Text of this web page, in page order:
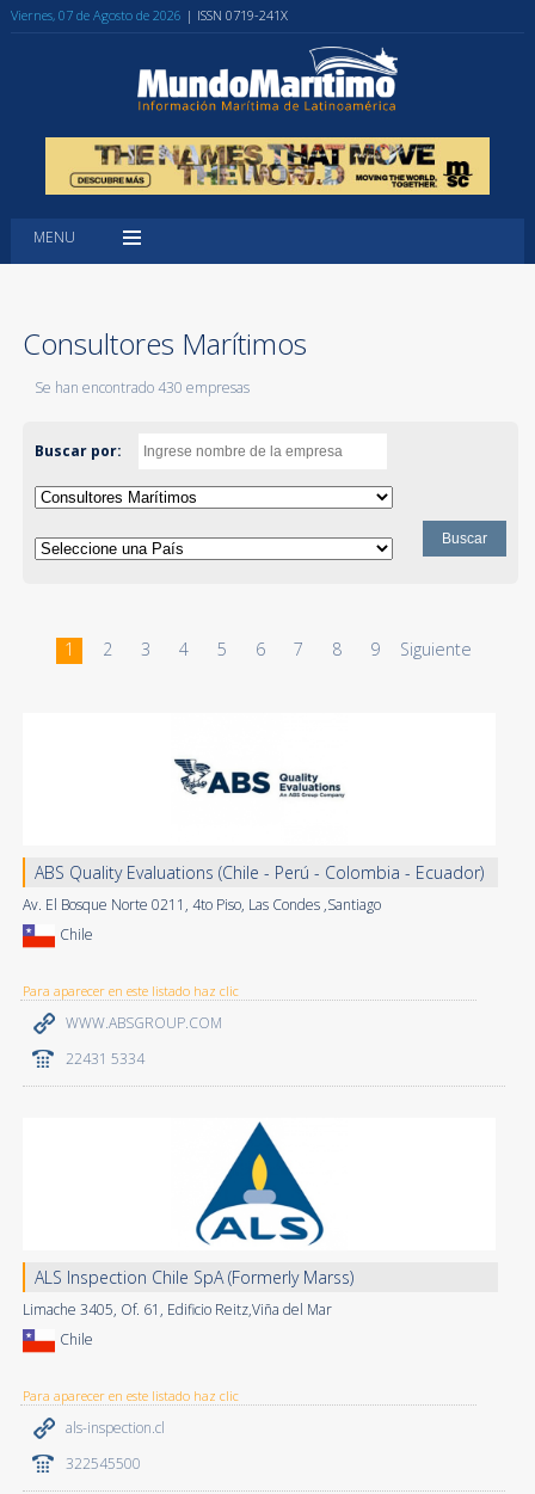
Viernes, 07 de Agosto de 2026 | ISSN 0719-241X
MENU
Consultores Marítimos
Se han encontrado 430 empresas
Buscar por:
1 2 3 4 5 6 7 8 9 Siguiente
ABS Quality Evaluations (Chile - Perú - Colombia - Ecuador)
Av. El Bosque Norte 0211, 4to Piso, Las Condes ,Santiago
Chile
Para aparecer en este listado haz clic
WWW.ABSGROUP.COM
22431 5334
ALS Inspection Chile SpA (Formerly Marss)
Limache 3405, Of. 61, Edificio Reitz,Viña del Mar
Chile
Para aparecer en este listado haz clic
als-inspection.cl
322545500